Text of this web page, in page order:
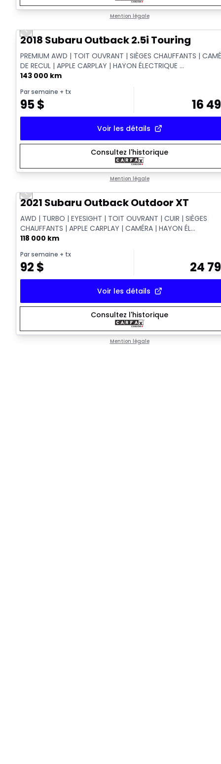
Mention légale
Previous slide
2018 Subaru Outback 2.5i Touring
PREMIUM AWD | TOIT OUVRANT | SIÈGES CHAUFFANTS |
DE RECUL | APPLE CARPLAY | HAYON ÉLECTRIQUE ...
143 000 km
Par semaine + tx
95$ 16
Voir les détails
Consultez l'historique
Mention légale
Vidéo disponible
Previous slide
2021 Subaru Outback Outdoor XT
AWD | TURBO | EYESIGHT | TOIT OUVRANT | CUIR | SIÈGES
CHAUFFANTS | APPLE CARPLAY | CAMÉRA | HAYON ÉL...
118 000 km
Par semaine + tx
92 $ 24
Voir les détails
Consultez l'historique
Mention légale